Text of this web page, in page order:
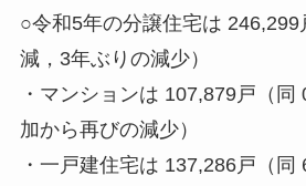
○令和5年の分譲住宅は 246,299
減， 3年ぶりの減少）
・マンションは 107,879戸（同
加から再びの減少）
・一戸建住宅は 137,286戸（同